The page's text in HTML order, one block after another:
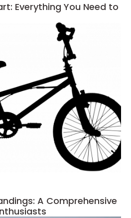
Everything You Need to
A Comprehensive